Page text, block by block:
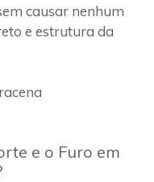
causar nenhum
e estrutura da
e o Furo em